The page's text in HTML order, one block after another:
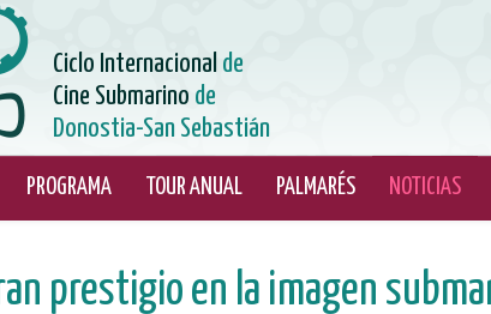
Ciclo Internacional de
Cine Submarino de
Donostia-San Sebastián
PROGRAMA TOUR ANUAL PALMARÉS NOTICIAS
prestigio en la imagen